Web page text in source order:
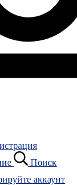
Поиск
аккаунт